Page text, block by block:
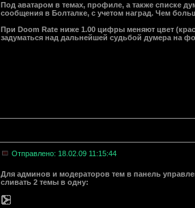
Под аватаром в темах, профиле, а также списке
сообщения в Болталке, с учетом наград. Чем
При Doom Rate ниже 1.00 цифры меняют цвет
задуматься над дальнейшей судьбой думера на
Отправлено: 18.02.09 11:15:44
Для админов и модераторов тем в панель
сливать 2 темы в одну: